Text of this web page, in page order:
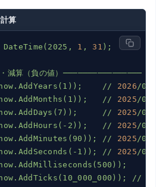
算
DateTime(2025, 1 , 31 );
減算（負の値）────────────────
// 2026 /
// 2025 /
// 2025 /
2));
// 2025 /
// 2025 /
1));
// 2025 /
//